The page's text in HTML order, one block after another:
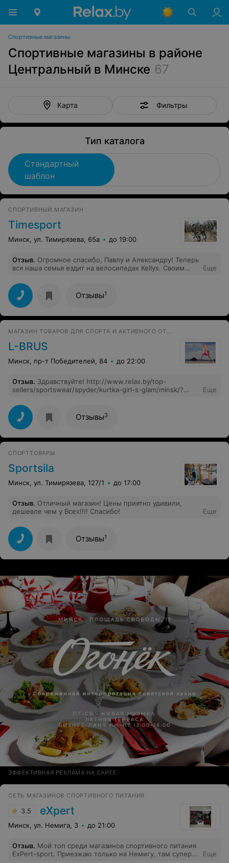
Спортивные магазины
Спортивные магазины в районе
Центральный в Минске 67
Карта Фильтры
Тип каталога
Стандартный
шаблон
СПОРТИВНЫЙ МАГАЗИН
Timesport
Минск, ул. Тимирязева, 65а до 19:00
Отзыв. Огромное спасибо, Павлу и Александру! Теперь
вся наша семья ездит на велосипедах Kellys. Своим
Еще
Отзывы1
МАГАЗИН ТОВАРОВ ДЛЯ СПОРТА И АКТИВНОГО ОТДЫХА
L-BRUS
Минск, пр-т Победителей, 84 до 22:00
Отзыв. Здравствуйте! http://www.relax.by/top-
sellers/sportswear/spyder/kurtka-girl-s-glam/minsk/?
какому адресу можно посмотреть?
Еще
Отзывы3
СПОРТТОВАРЫ
Sportsila
Минск, ул. Тимирязева, 127/1 до 17:00
Отзыв. Отличный магазин! Цены приятно удивили,
дешевле чем у Всех!!!! Спасибо!
Еще
Отзывы1
ЭФФЕКТИВНАЯ РЕКЛАМА НА САЙТЕ
СЕТЬ МАГАЗИНОВ СПОРТИВНОГО ПИТАНИЯ
3.5 eXpert
Минск, ул. Немига, 3 до 21:00
Отзыв. Мой топ среди магазинов спортивного питания
ExPert-sport. Приезжаю только на Немигу, там супер
Еще